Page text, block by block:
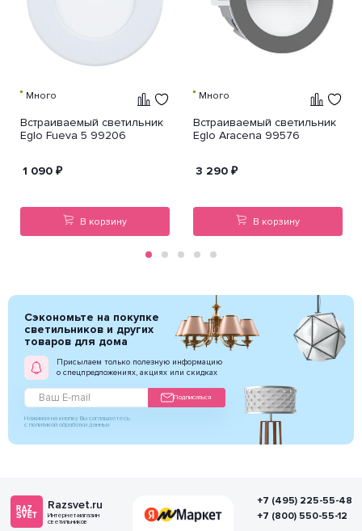
Много
Встраиваемый светильник
Eglo Fueva 5 99206
1 090 ₽
В корзину
Много
Встраиваемый светильник
Eglo Aracena 99576
3 290 ₽
В корзину
Сэкономьте на покупке
светильников и других
товаров для дома
Присылаем только полезную информацию
о спецпредложениях, акциях или скидках
Подписаться
Нажимая на кнопку Вы соглашаетесь
с политикой обработки данных
Razsvet.ru
Интернет-магазин
светильников
+7 (495) 225-55-48
+7 (800) 550-55-12